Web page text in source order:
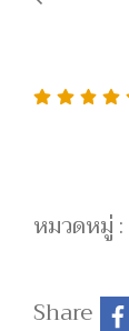
หมวดหมู่ :
Share